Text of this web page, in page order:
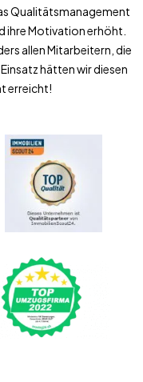
Qualitätsmanagement
ihre Motivation erhöht.
allen Mitarbeitern, die
hätten wir diesen
erreicht!